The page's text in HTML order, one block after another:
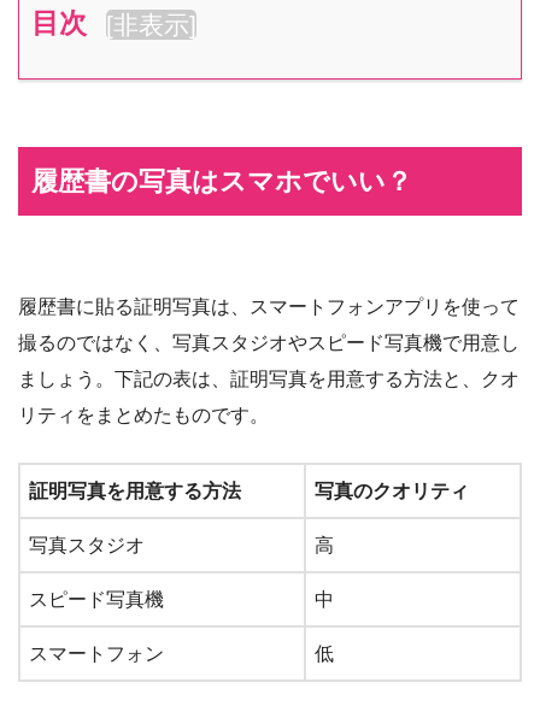
目次 [非表示]
履歴書の写真はスマホでいい？
履歴書に貼る証明写真は、スマートフォンアプリを使って
撮るのではなく、写真スタジオやスピード写真機で用意し
ましょう。下記の表は、証明写真を用意する方法と、クオ
リティをまとめたものです。
証明写真を用意する方法 写真のクオリティ
写真スタジオ 高
スピード写真機 中
スマートフォン 低